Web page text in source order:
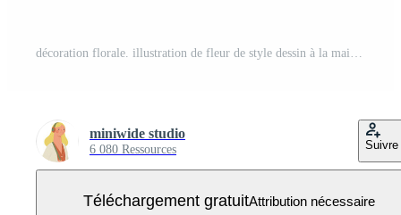
miniwide studio
6 080 Ressources Suivre
Téléchargement gratuitAttribution nécessaire